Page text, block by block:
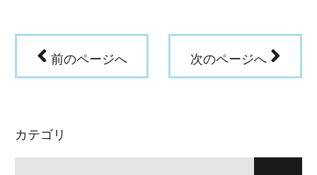
前のページへ 次のページへ
カテゴリ